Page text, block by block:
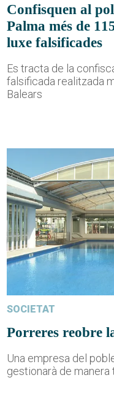
Confisquen al
Palma més de
luxe falsificades
Es tracta de la
falsificada realitzada
Balears
SOCIETAT
Porreres reobre
Una empresa del
gestionarà de manera